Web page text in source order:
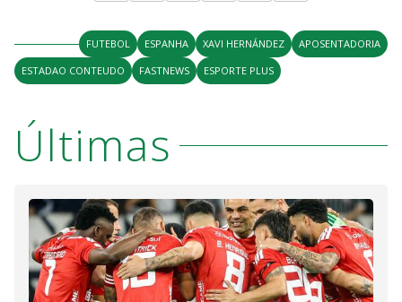
FUTEBOL ESPANHA XAVI HERNÁNDEZ
APOSENTADORIA
ESTADAO CONTEUDO
FASTNEWS ESPORTE PLUS
Últimas